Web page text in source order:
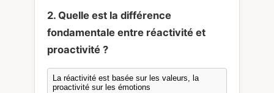
2. Quelle est la différence
fondamentale entre réactivité et
proactivité ?
La réactivité est basée sur les valeurs, la
proactivité sur les émotions